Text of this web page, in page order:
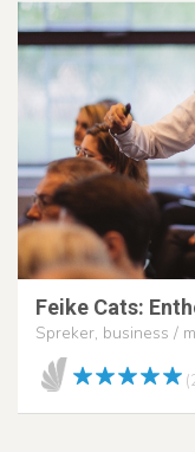
Feike Cats:
Spreker, business /